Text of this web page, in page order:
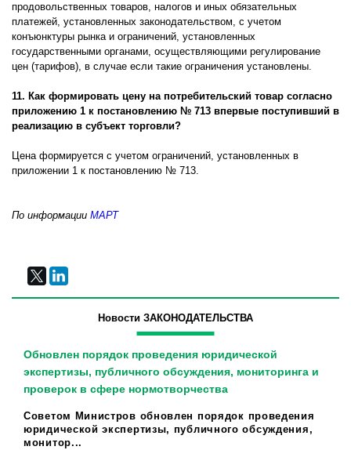
продовольственных товаров, налогов и иных обязательных
платежей, установленных законодательством, с учетом
конъюнктуры рынка и ограничений, установленных
государственными органами, осуществляющими регулирование
цен (тарифов), в случае если такие ограничения установлены.
11. Как формировать цену на потребительский товар согласно
приложению 1 к постановлению № 713 впервые поступивший в
реализацию в субъект торговли?
Цена формируется с учетом ограничений, установленных в
приложении 1 к постановлению № 713.
По информации МАРТ
Новости ЗАКОНОДАТЕЛЬСТВА
Обновлен порядок проведения юридической
экспертизы, публичного обсуждения, мониторинга и
проверок в сфере нормотворчества
Советом Министров обновлен порядок проведения
юридической экспертизы, публичного обсуждения,
монитор...